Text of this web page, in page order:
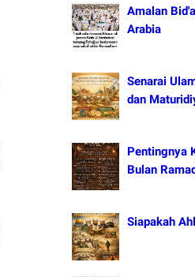
Amalan
Arabia
Senarai
dan
Pentingnya
Bulan
Siapakah